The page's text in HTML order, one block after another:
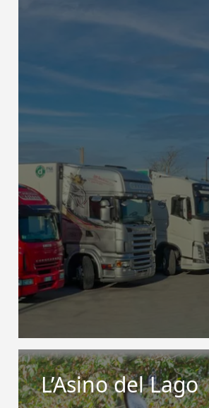
L’Asino del Lago